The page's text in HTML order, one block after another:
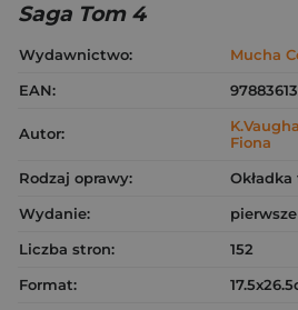
Saga Tom 4
Wydawnictwo:
Mucha
EAN:
Autor:
Fiona
Rodzaj oprawy:
Wydanie:
pierwsze
Liczba stron:
152
Format: